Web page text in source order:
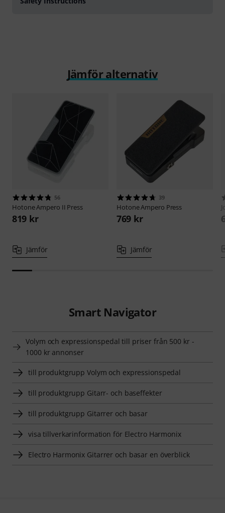
Jämför alternativ
56
HotoneAmpero II Press
819 kr
Jämför
39
HotoneAmpero Press
769 kr
Jämför
Smart Navigator
Volym och expressionspedal till priser från 500 kr -
1000 kr annonser
till produktgrupp Volym och expressionspedal
till produktgrupp Gitarr- och baseffekter
till produktgrupp Gitarrer och basar
visa tillverkarinformation för Electro Harmonix
Electro Harmonix Gitarrer och basar en överblick